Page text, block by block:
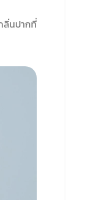
ลิ่นปากที่